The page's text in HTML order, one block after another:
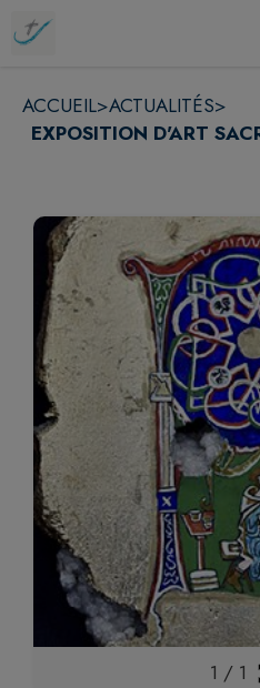
Contenu
ACCUEIL>ACTUALITÉS>
EXPOSITION D'ART
1 / 1